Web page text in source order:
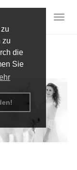
zu
die
Sie